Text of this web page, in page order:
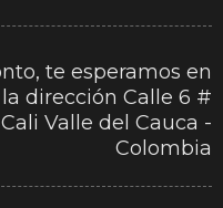
te esperamos en
dirección Calle 6 #
Valle del Cauca -
Colombia